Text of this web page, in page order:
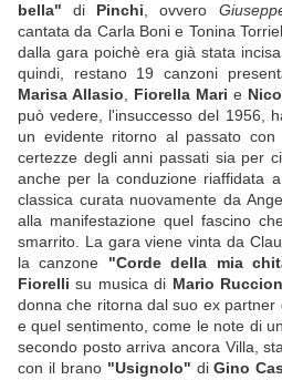
bella" di Pinchi , ovvero
cantata da Carla Boni e Tonina
dalla gara poichè era già stata
quindi, restano 19 canzoni
Marisa Allasio
Fiorella Mari e
può vedere, l'insuccesso del 1956,
un evidente ritorno al passato
certezze degli anni passati sia per
anche per la conduzione riaffidata
classica curata nuovamente da
alla manifestazione quel fascino
smarrito. La gara viene vinta da
la canzone "Corde della mia
Fiorelli su musica di Mario
donna che ritorna dal suo ex
e quel sentimento, come le note di
secondo posto arriva ancora Villa,
con il brano "Usignolo" diGino